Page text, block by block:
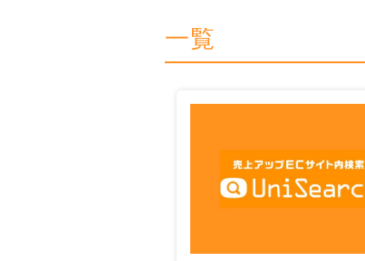
一覧